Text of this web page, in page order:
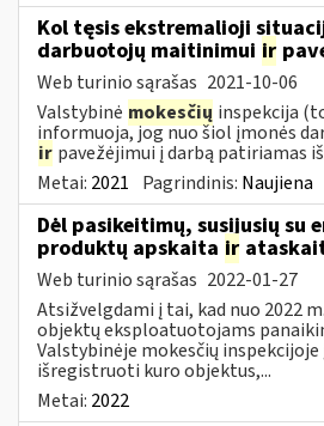
Kol tęsis ekstremalioji
darbuotojų maitinimui ir
Web turinio sąrašas 2021-10-06
Valstybinė mokesčių inspekcija
informuoja, jog nuo šiol įmonės
ir pavežėjimui į darbą patiriamas
Metai: 2021 Pagrindinis: Naujiena
Dėl pasikeitimų, susijusių su
produktų apskaita ir
Web turinio sąrašas 2022-01-27
Atsižvelgdami į tai, kad nuo 2022
objektų eksploatuotojams
Valstybinėje mokesčių
išregistruoti kuro objektus,...
Metai: 2022